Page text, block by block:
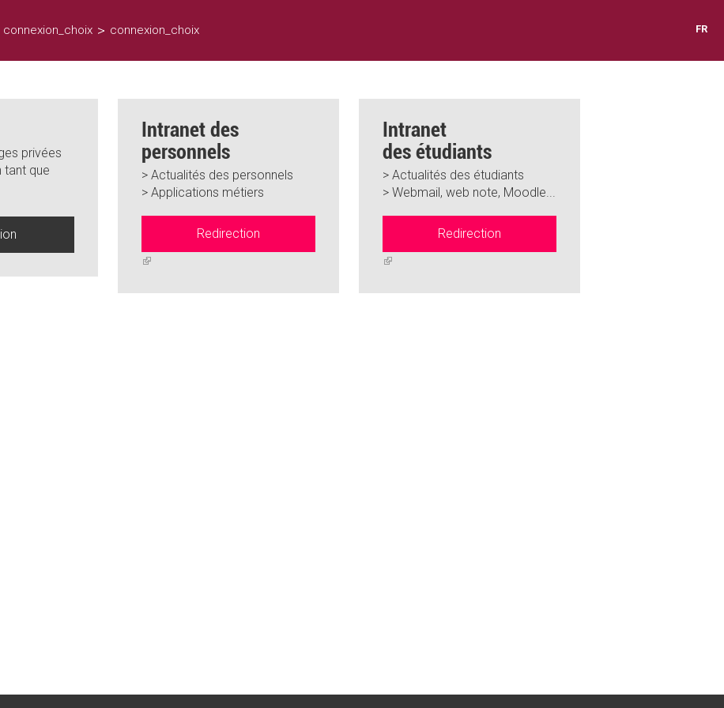
connexion_choix > connexion_choix FR
privées
tant que
Intranet des
personnels
> Actualités des personnels
> Applications métiers
Redirection
(link
external)
Intranet
des étudiants
> Actualités des étudiants
> Webmail, web note, Moodle...
Redirection
(link
external)